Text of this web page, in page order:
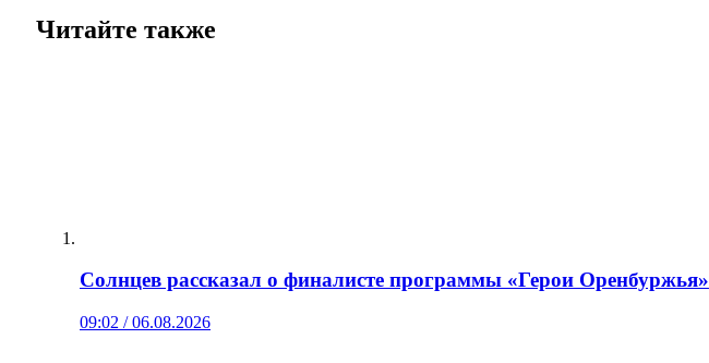
Читайте также
Солнцев рассказал о финалисте программы «Герои Оренбуржья»
09:02 / 06.08.2026